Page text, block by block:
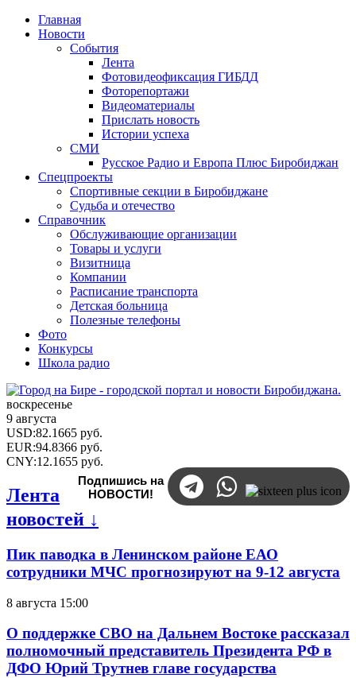
Главная
Новости
События
Лента
Фотовидеофиксация ГИБДД
Фоторепортажи
Видеоматериалы
Прислать новость
Истории успеха
СМИ
Русское Радио и Европа Плюс Биробиджан
Спецпроекты
Спортивные секции в Биробиджане
Судьба и отечество
Справочник
Обслуживающие организации
Товары и услуги
Визитница
Компании
Расписание транспорта
Детская больница
Полезные телефоны
Фото
Конкурсы
Школа радио
воскресенье
9 августа
USD:82.1665 руб.
EUR:94.8366 руб.
CNY:12.1655 руб.
Подпишись на
НОВОСТИ!
Лента
новостей ↓
Пик паводка в Ленинском районе ЕАО
сотрудники МЧС прогнозируют на 9-12 августа
8 августа 15:00
О поддержке СВО на Дальнем Востоке рассказал
полномочный представитель Президента РФ в
ДФО Юрий Трутнев главе государства